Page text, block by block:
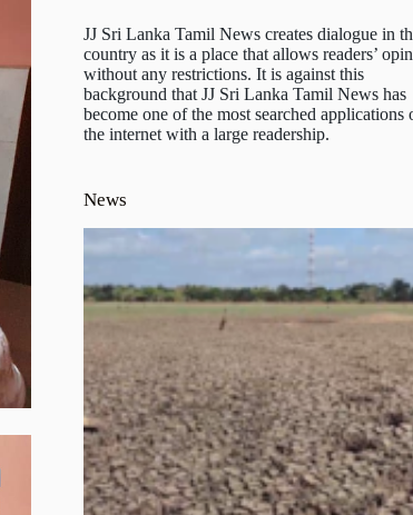
JJ Sri Lanka Tamil News creates dialogue in
country as it is a place that allows readers’
without any restrictions. It is against this
background that JJ Sri Lanka Tamil News has
become one of the most searched applications
the internet with a large readership.
News